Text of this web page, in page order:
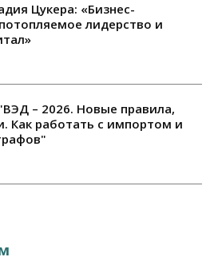
Цукера: «Бизнес-
лидерство и
– 2026. Новые правила,
Как работать с импортом и